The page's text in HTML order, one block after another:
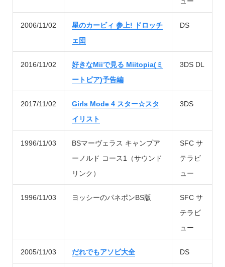
2006/11/02
星のカービィ 参上! ドロッチ
ェ団
DS
2016/11/02
好きなMiiで見る Miitopia(ミ
ートピア)予告編
3DS DL
2017/11/02
Girls Mode 4 スター☆スタ
イリスト
3DS
1996/11/03
BSマーヴェラス キャンプア
ーノルド コース1（サウンド
リンク）
SFC サ
テラビ
ュー
1996/11/03 ヨッシーのパネポンBS版
SFC サ
テラビ
ュー
2005/11/03 だれでもアソビ大全 DS